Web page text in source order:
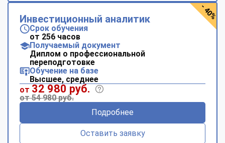
Инвестиционный аналитик
Срок обучения
от 256 часов
Получаемый документ
Диплом о профессиональной
переподготовке
Обучение на базе
Высшее, среднее
от 32 980 руб.
от 54 980 руб.
Подробнее
Оставить заявку
- 40%